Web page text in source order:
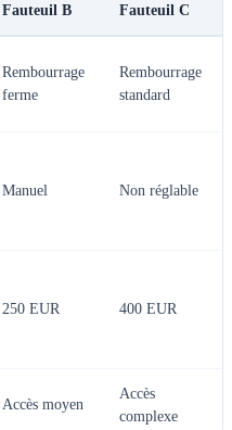
Fauteuil B Fauteuil C
Rembourrage
ferme
Rembourrage
standard
Manuel Non réglable
250 EUR 400 EUR
Accès moyen
Accès
complexe